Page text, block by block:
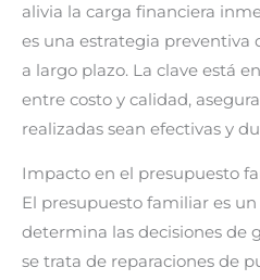
alivia la carga financiera
es una estrategia preventiva
a largo plazo. La clave está
entre costo y calidad,
realizadas sean efectivas y
Impacto en el presupuesto
El presupuesto familiar es
determina las decisiones de
se trata de reparaciones de